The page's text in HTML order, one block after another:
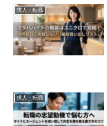
求人・転職
求人・転職